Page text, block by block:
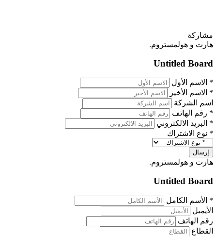
مشاركة
هارت و هولمستروم.
Untitled Board
* الاسم الأول
* الاسم الأخير
اسم الشركة
* رقم الهاتف
* البريد الالكتروني
* نوع الاشتراك
إرسال
هارت و هولمستروم.
Untitled Board
* الأسم الكامل
الأيميل
رقم الهاتف
القطاع